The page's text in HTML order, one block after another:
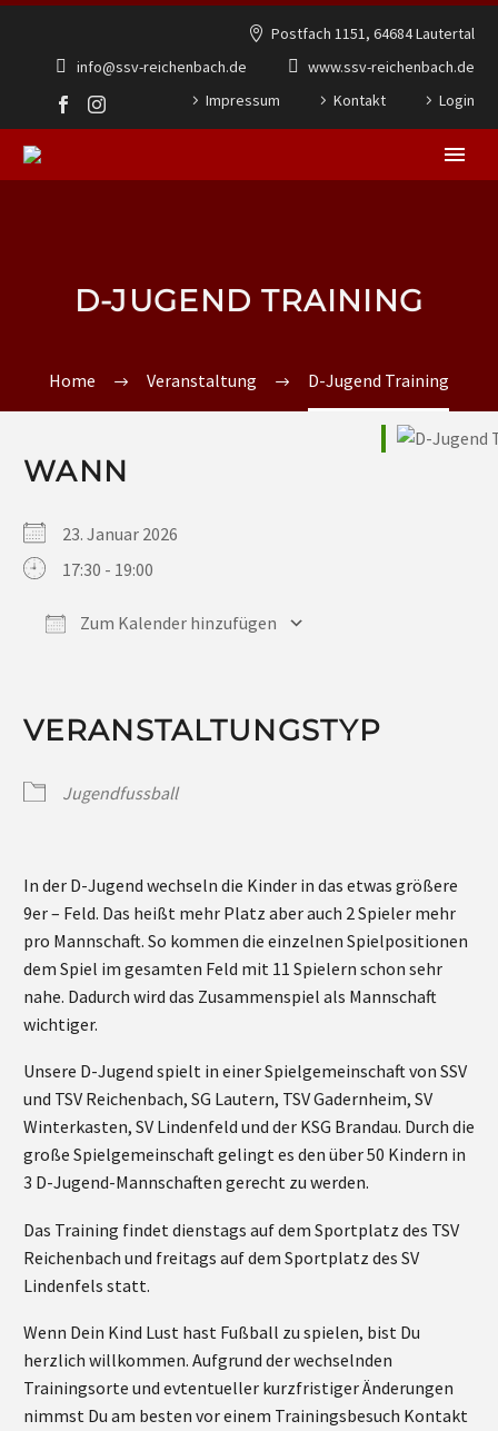
Postfach 1151, 64684 Lautertal
info@ssv-reichenbach.de
www.ssv-reichenbach.de
Impressum
Kontakt Login
D-JUGEND TRAINING
Home Veranstaltung D-Jugend Training
WANN
23. Januar 2026
17:30 - 19:00
Zum Kalender hinzufügen
VERANSTALTUNGSTYP
Jugendfussball
In der D-Jugend wechseln die Kinder in das etwas größere
9er – Feld. Das heißt mehr Platz aber auch 2 Spieler mehr
pro Mannschaft. So kommen die einzelnen Spielpositionen
dem Spiel im gesamten Feld mit 11 Spielern schon sehr
nahe. Dadurch wird das Zusammenspiel als Mannschaft
wichtiger.
Unsere D-Jugend spielt in einer Spielgemeinschaft von SSV
und TSV Reichenbach, SG Lautern, TSV Gadernheim, SV
Winterkasten, SV Lindenfeld und der KSG Brandau. Durch die
große Spielgemeinschaft gelingt es den über 50 Kindern in
3 D-Jugend-Mannschaften gerecht zu werden.
Das Training findet dienstags auf dem Sportplatz des TSV
Reichenbach und freitags auf dem Sportplatz des SV
Lindenfels statt.
Wenn Dein Kind Lust hast Fußball zu spielen, bist Du
herzlich willkommen. Aufgrund der wechselnden
Trainingsorte und evtentueller kurzfristiger Änderungen
nimmst Du am besten vor einem Trainingsbesuch Kontakt